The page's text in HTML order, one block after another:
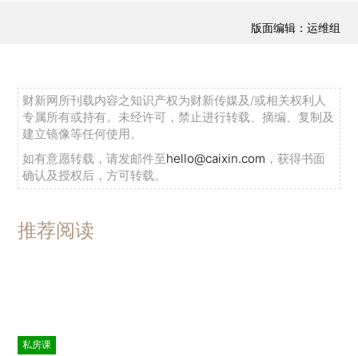
版面编辑：运维组
财新网所刊载内容之知识产权为财新传媒及/或相关权利人
专属所有或持有。未经许可，禁止进行转载、摘编、复制及
建立镜像等任何使用。
如有意愿转载，请发邮件至hello@caixin.com ，获得书面
确认及授权后，方可转载。
推荐阅读
私房课